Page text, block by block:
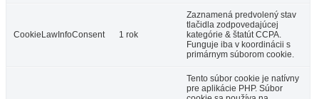
CookieLawInfoConsent 1 rok
Zaznamená predvolený stav
tlačidla zodpovedajúcej
kategórie & štatút CCPA.
Funguje iba v koordinácii s
primárnym súborom cookie.
Tento súbor cookie je natívny
pre aplikácie PHP. Súbor